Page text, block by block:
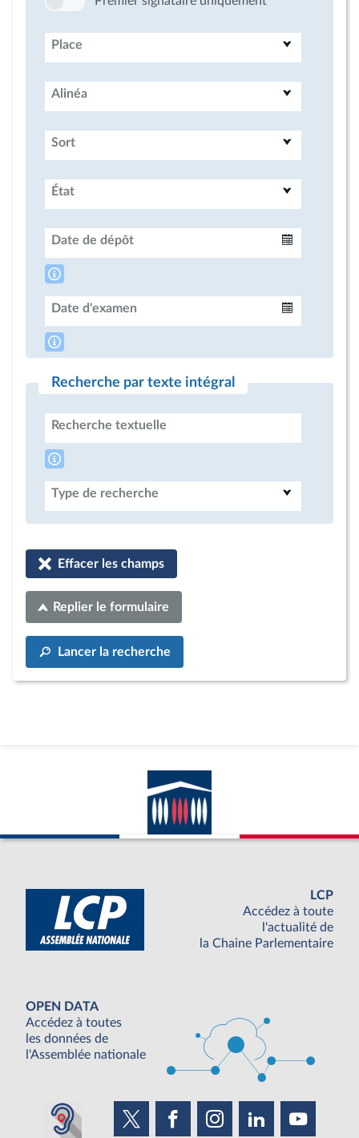
Place
Alinéa
Sort
État
Date de dépôt
Date d'examen
Recherche par texte intégral
Recherche textuelle
Type de recherche
Effacer les champs
Replier le formulaire
Lancer la recherche
LCP
Accédez à toute
l'actualité de
la Chaine Parlementaire
OPEN DATA
Accédez à toutes
les données de
l'Assemblée nationale